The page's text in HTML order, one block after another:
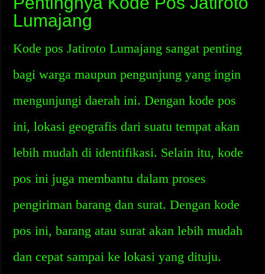
Lumajang
Kode pos Jatiroto Lumajang sangat penting
bagi warga maupun pengunjung yang ingin
mengunjungi daerah ini. Dengan kode pos
ini, lokasi geografis dari suatu tempat akan
lebih mudah di identifikasi. Selain itu, kode
pos ini juga membantu dalam proses
pengiriman barang dan surat. Dengan kode
pos ini, barang atau surat akan lebih mudah
dan cepat sampai ke lokasi yang dituju.